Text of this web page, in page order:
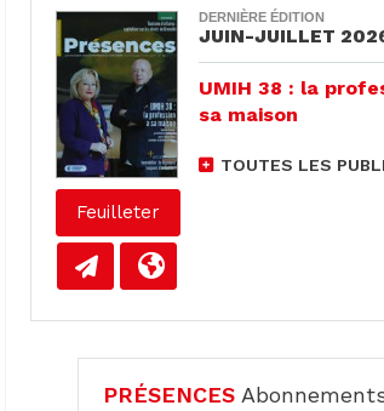
Feuilleter
DERNIÈRE ÉDITION
JUIN-JUILLET
UMIH 38 : la
sa maison
TOUTES LES
PRÉSENCES